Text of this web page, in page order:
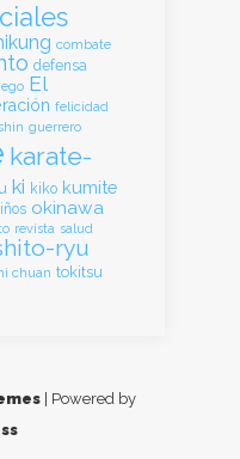
combate
defensa
ego El
felicidad
guerrero
karate-
ki kiko kumite
okinawa
revista salud
ryu
chuan tokitsu
| Powered by